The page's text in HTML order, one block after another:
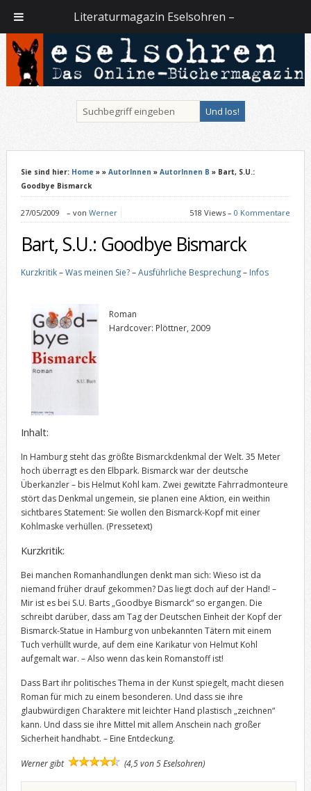
Sie sind hier: Home » » AutorInnen » AutorInnen B » Bart, S.U.:
Goodbye Bismarck
27/05/2009 – von Werner 518 Views –0 Kommentare
Bart, S.U.: Goodbye Bismarck
Kurzkritik–Was meinen Sie?–Ausführliche Besprechung– Infos
Roman
Hardcover: Plöttner, 2009
Inhalt:
In Hamburg steht das größte Bismarckdenkmal der Welt. 35 Meter
hoch überragt es den Elbpark. Bismarck war der deutsche
Überkanzler – bis Helmut Kohl kam. Zwei gewitzte Fahrradmonteure
stört das Denkmal ungemein, sie planen eine Aktion, ein weithin
sichtbares Statement: Sie wollen den Bismarck-Kopf mit einer
Kohlmaske verhüllen. (Pressetext)
Kurzkritik:
Bei manchen Romanhandlungen denkt man sich: Wieso ist da
niemand früher drauf gekommen? Das liegt doch auf der Hand! –
Mir ist es bei S.U. Barts „Goodbye Bismarck“ so ergangen. Die
schreibt darüber, dass am Tag der Deutschen Einheit der Kopf der
Bismarck-Statue in Hamburg von unbekannten Tätern mit einem
Tuch verhüllt wurde, auf dem eine Karikatur von Helmut Kohl
aufgemalt war. – Also wenn das kein Romanstoff ist!
Dass Bart ihr politisches Thema in der Kunst spiegelt, macht diesen
Roman für mich zu einem besonderen. Und dass sie ihre
glaubwürdigen Charaktere mit leichter Hand plastisch „zeichnen“
kann. Und dass sie ihre Mittel mit allem Anschein nach großer
Sicherheit handhabt. – Eine Entdeckung.
Werner gibt (4,5 von 5 Eselsohren)
Literaturmagazin Eselsohren –